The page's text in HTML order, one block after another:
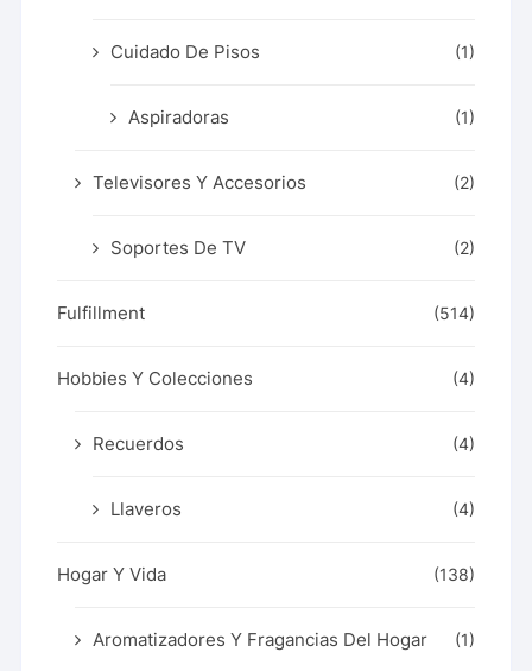
Cuidado De Pisos (1)
Aspiradoras (1)
Televisores Y Accesorios (2)
Soportes De TV (2)
Fulfillment (514)
Hobbies Y Colecciones (4)
Recuerdos (4)
Llaveros (4)
Hogar Y Vida (138)
Aromatizadores Y Fragancias Del Hogar (1)